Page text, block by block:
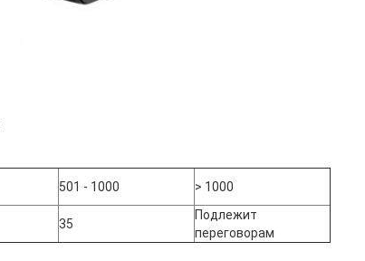
501 - 1000
> 1000
35
Подлежит
переговорам